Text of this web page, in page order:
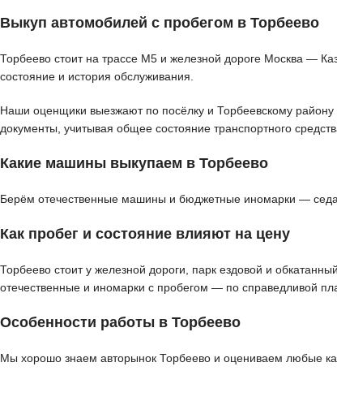
Выкуп автомобилей с пробегом в Торбеево
Торбеево стоит на трассе М5 и железной дороге Москва —
состояние и история обслуживания.
Наши оценщики выезжают по посёлку и Торбеевскому району
документы, учитывая общее состояние транспортного
Какие машины выкупаем в Торбеево
Берём отечественные машины и бюджетные иномарки —
Как пробег и состояние влияют на цену
Торбеево стоит у железной дороги, парк ездовой и
отечественные и иномарки с пробегом — по справедливой
Особенности работы в Торбеево
Мы хорошо знаем авторынок Торбеево и оцениваем любые